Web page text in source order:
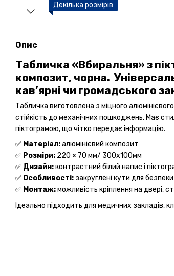
Декілька розмірів
Опис
Табличка «Вбиральня» з
композит, чорна.
кав’ярні чи громадського
Табличка виготовлена з міцного
стійкість до механічних пошкоджень. Має
піктограмою, що чітко передає інформацію.
✅ Матеріал:алюмінієвий композит
✅ Розміри: 220 × 70 мм/ 300х100мм
✅ Дизайн:контрастний білий напис і
✅ Особливості: закруглені кути для
✅ Монтаж:можливість кріплення на двері,
Ідеально підходить для медичних закладів,